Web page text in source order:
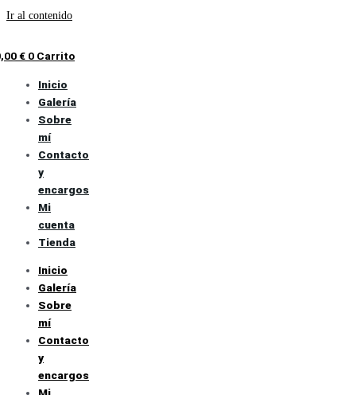
Ir al contenido
€ 0 Carrito
Inicio
Galería
Sobre
mí
Contacto
y
encargos
Mi
cuenta
Tienda
Inicio
Galería
Sobre
mí
Contacto
y
encargos